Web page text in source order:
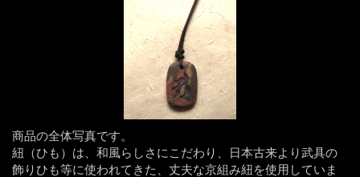
商品の全体写真です。
紐（ひも）は、和風らしさにこだわり、日本古来より武具の
飾りひも等に使われてきた、丈夫な京組み紐を使用していま